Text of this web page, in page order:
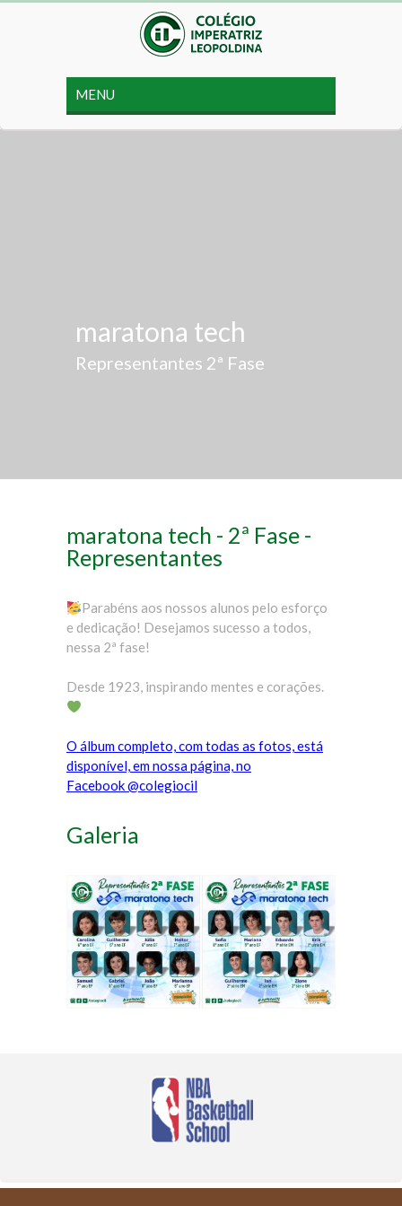
maratona tech
Representantes 2ª Fase
maratona tech - 2ª Fase -
Representantes
Parabéns aos nossos alunos pelo esforço
e dedicação! Desejamos sucesso a todos,
nessa 2ª fase!
Desde 1923, inspirando mentes e corações.
O álbum completo, com todas as fotos, está
disponível, em nossa página, no
Facebook @colegiocil
Galeria